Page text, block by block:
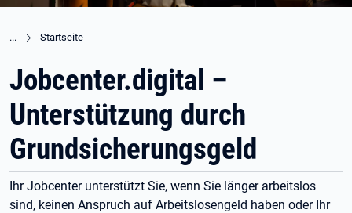
Startseite
Jobcenter.digital –
Unterstützung durch
Grundsicherungsgeld
Ihr Jobcenter unterstützt Sie, wenn Sie länger arbeitslos
sind, keinen Anspruch auf Arbeitslosengeld haben oder Ihr